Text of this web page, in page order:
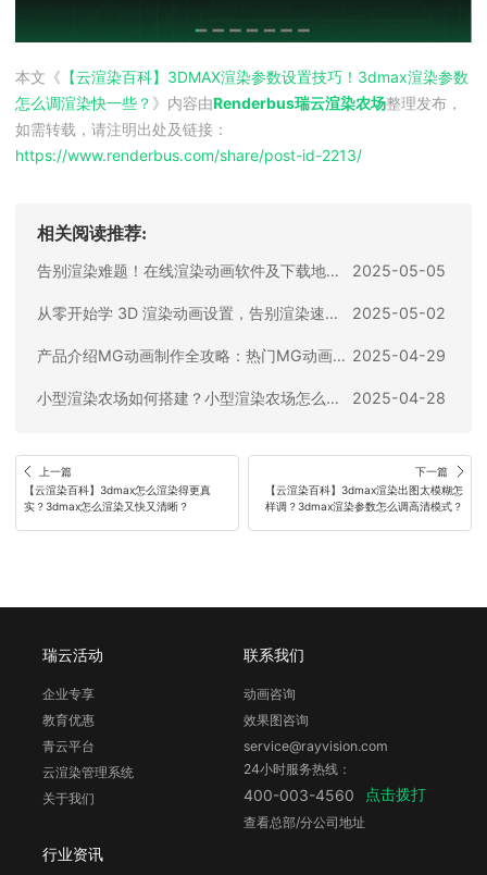
本文《 【云渲染百科】3DMAX渲染参数设置技巧！3dmax渲染参数
怎么调渲染快一些？ 》内容由Renderbus瑞云渲染农场整理发布，
如需转载，请注明出处及链接：
https://www.renderbus.com/share/post-id-2213/
相关阅读推荐:
告别渲染难题！在线渲染动画软件及下载地址全攻略
2025-05-05
从零开始学 3D 渲染动画设置，告别渲染速度慢 2025-05-02
产品介绍MG动画制作全攻略：热门MG动画渲染软件推荐及使用指南 2025-04-29
小型渲染农场如何搭建？小型渲染农场怎么做？ 2025-04-28
上一篇
【云渲染百科】3dmax怎么渲染得更真
实？3dmax怎么渲染又快又清晰？
下一篇
【云渲染百科】3dmax渲染出图太模糊怎
样调？3dmax渲染参数怎么调高清模式？
瑞云活动
企业专享
教育优惠
青云平台
云渲染管理系统
关于我们
行业资讯
联系我们
动画咨询
效果图咨询
service@rayvision.com
24小时服务热线：
400-003-4560 点击拨打
查看总部/分公司地址